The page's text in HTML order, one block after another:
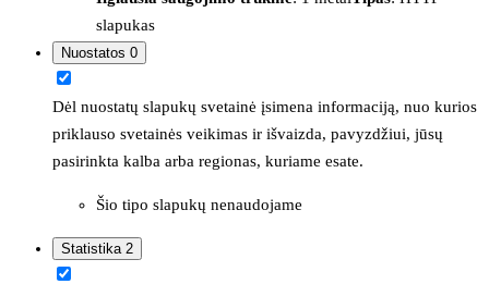
slapukas
Nuostatos 0
Dėl nuostatų slapukų svetainė įsimena informaciją, nuo kurios
priklauso svetainės veikimas ir išvaizda, pavyzdžiui, jūsų
pasirinkta kalba arba regionas, kuriame esate.
Šio tipo slapukų nenaudojame
Statistika 2